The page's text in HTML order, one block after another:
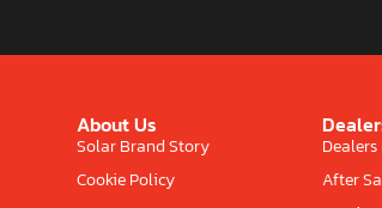
About Us
Solar Brand Story
Cookie Policy
After